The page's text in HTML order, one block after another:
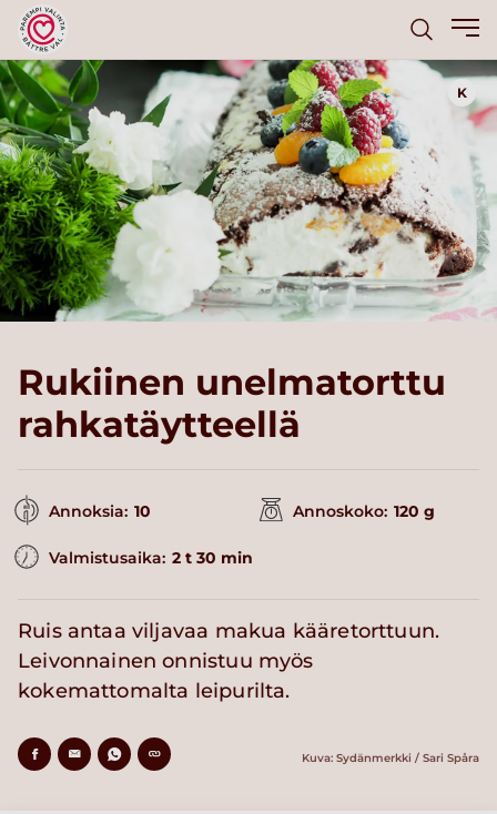
K
Rukiinen unelmatorttu
rahkatäytteellä
Annoksia: 10 Annoskoko: 120 g
Valmistusaika: 2 t 30 min
Ruis antaa viljavaa makua kääretorttuun.
Leivonnainen onnistuu myös
kokemattomalta leipurilta.
Kuva: Sydänmerkki / Sari Spåra